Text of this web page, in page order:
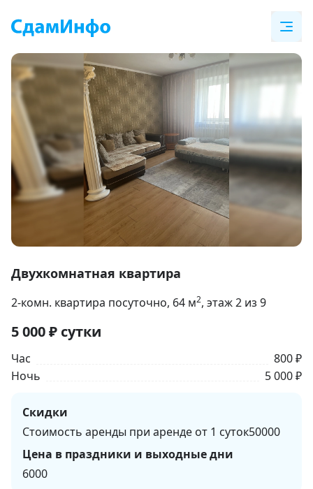
1
14
Двухкомнатная квартира
2-комн. квартира посуточно, 64 м2, этаж 2 из 9
5 000₽ сутки
Час
800 ₽
Ночь
5 000 ₽
Скидки
Стоимость аренды при аренде от 1 суток50000
Цена в праздники и выходные дни
6000